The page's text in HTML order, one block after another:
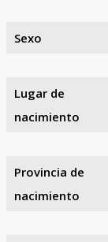
Sexo
Lugar de
nacimiento
Provincia de
nacimiento